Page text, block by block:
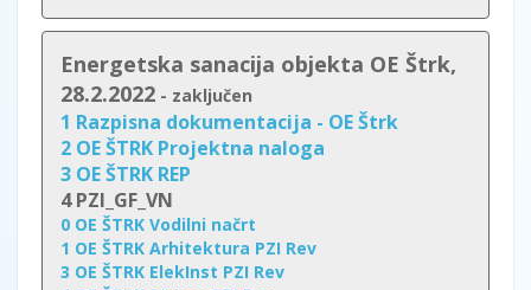
Energetska sanacija objekta OE Štrk,
28.2.2022 - zaključen
1 Razpisna dokumentacija - OE Štrk
2 OE ŠTRK Projektna naloga
3 OE ŠTRK REP
4 PZI_GF_VN
0 OE ŠTRK Vodilni načrt
1 OE ŠTRK Arhitektura PZI Rev
3 OE ŠTRK ElekInst PZI Rev